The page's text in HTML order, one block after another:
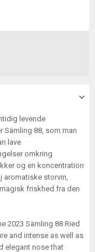
levende
Sämling 88, som man
lave
omkring
og en koncentration
aromatiske storvin,
friskhed fra den
2023 Sämling 88 Ried
and intense as well as
elegant nose that